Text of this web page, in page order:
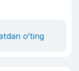
o‘ting